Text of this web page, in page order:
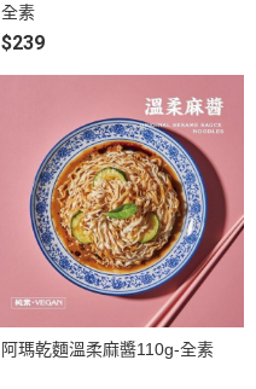
全素
$239
阿瑪乾麵溫柔麻醬110g-全素